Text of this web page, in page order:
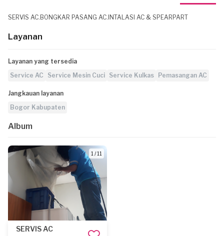
SERVIS AC.BONGKAR PASANG AC.INTALASI AC & SPEARPART
Layanan
Layanan yang tersedia
Service AC
Service Mesin Cuci Service Kulkas Pemasangan AC
Jangkauan layanan
Bogor Kabupaten
Album
1 / 11
SERVIS AC